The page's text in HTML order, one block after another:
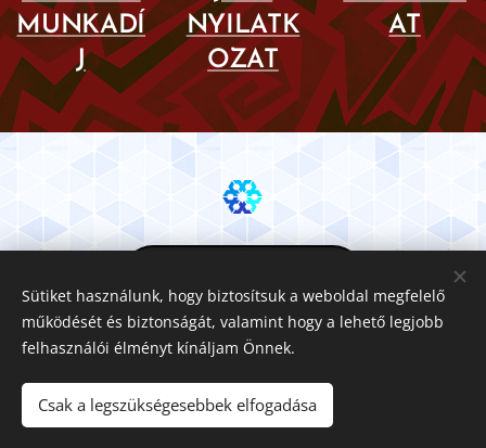
MUNKADÍ
J
NYILATK
OZAT
AT
© Copyright 2020 Vincze Ügyvéd Kecskemét
Violetta Orsolya Egyéni Ügyvéd ¤ 6000 Kecskemét, Arany J.
u. 10. I/7. ¤ +36 30/758-5558 ¤ dr.vincze.violetta@gmail.com ¤
Sütiket használunk, hogy biztosítsuk a weboldal megfelelő
működését és biztonságát, valamint hogy a lehető legjobb
felhasználói élményt kínáljam Önnek.
Csak a legszükségesebbek elfogadása